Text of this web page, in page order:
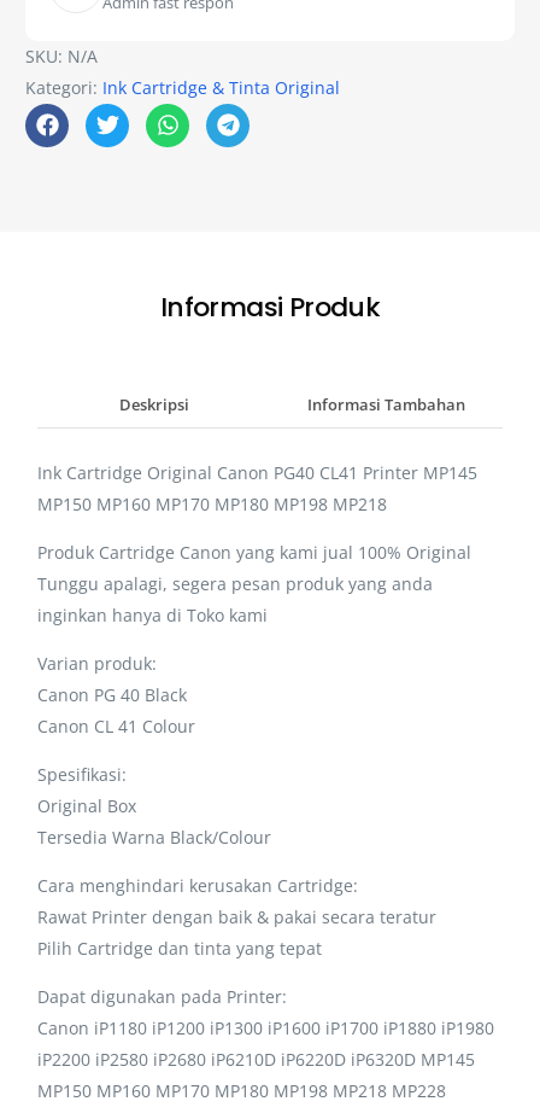
SKU: N/A
Kategori: Ink Cartridge & Tinta Original
Informasi Produk
Deskripsi Informasi Tambahan
Ink Cartridge Original Canon PG40 CL41 Printer MP145
MP150 MP160 MP170 MP180 MP198 MP218
Produk Cartridge Canon yang kami jual 100% Original
Tunggu apalagi, segera pesan produk yang anda
inginkan hanya di Toko kami
Varian produk:
Canon PG 40 Black
Canon CL 41 Colour
Spesifikasi:
Original Box
Tersedia Warna Black/Colour
Cara menghindari kerusakan Cartridge:
Rawat Printer dengan baik & pakai secara teratur
Pilih Cartridge dan tinta yang tepat
Dapat digunakan pada Printer:
Canon iP1180 iP1200 iP1300 iP1600 iP1700 iP1880 iP1980
iP2200 iP2580 iP2680 iP6210D iP6220D iP6320D MP145
MP150 MP160 MP170 MP180 MP198 MP218 MP228